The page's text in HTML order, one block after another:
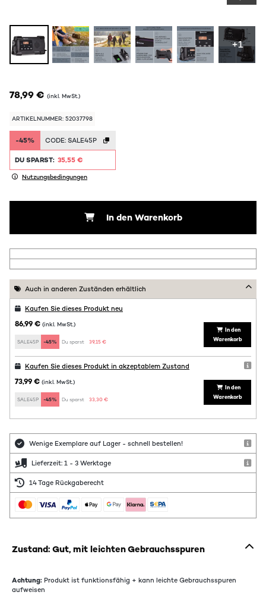
+1
78,99 € (inkl. MwSt.)
ARTIKELNUMMER: 52037798
-45% CODE: SALE45P
DU SPARST: 35,55 €
Nutzungsbedingungen
In den Warenkorb
Auch in anderen Zuständen erhältlich
Kaufen Sie dieses Produkt neu
86,99 € (inkl. MwSt.)
SALE45P -45% Du sparst: 39,15 €
In den
Warenkorb
Kaufen Sie dieses Produkt in akzeptablem Zustand
73,99 € (inkl. MwSt.)
SALE45P -45% Du sparst: 33,30 €
In den
Warenkorb
Wenige Exemplare auf Lager - schnell bestellen!
Lieferzeit: 1 - 3 Werktage
14 Tage Rückgaberecht
Zustand: Gut, mit leichten Gebrauchsspuren
Achtung: Produkt ist funktionsfähig + kann leichte Gebrauchsspuren
aufweisen